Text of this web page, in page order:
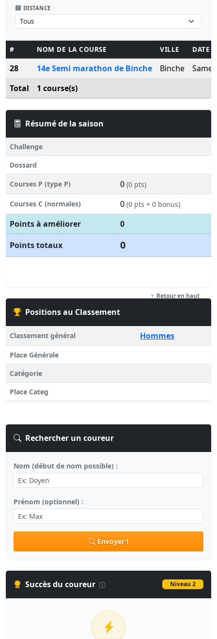
DISTANCE
# NOM DE LA COURSE VILLE DATE
28 14e Semi marathon de Binche Binche
Total
1 course(s)
Résumé de la saison
Challenge
Dossard
Courses P (type P) 0 (0 pts)
Courses C (normales) 0 (0 pts + 0 bonus)
Points à améliorer
0
Points totaux
0
Retour en haut
Positions au Classement
Classement général Hommes
Place Générale
Catégorie
Place Categ
Rechercher un coureur
Nom (début de nom possible) :
Prénom (optionnel) :
Envoyer !
Succès du coureur Niveau 2